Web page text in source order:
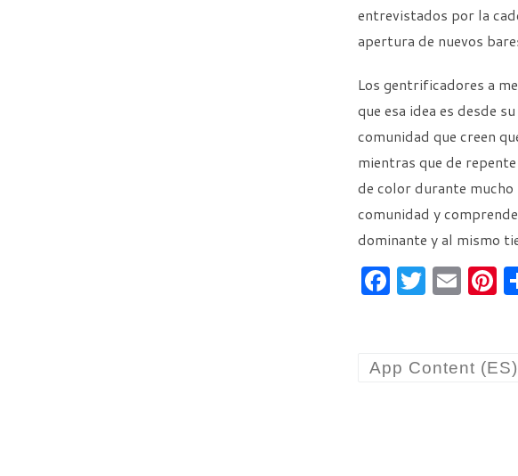
entrevistados por la
apertura de nuevos
Los gentrificadores a
que esa idea es desde
comunidad que creen
mientras que de
de color durante mucho
comunidad y
dominante y al mismo
F
a
e
T
w
er
E
m
l es
App Content (ES)